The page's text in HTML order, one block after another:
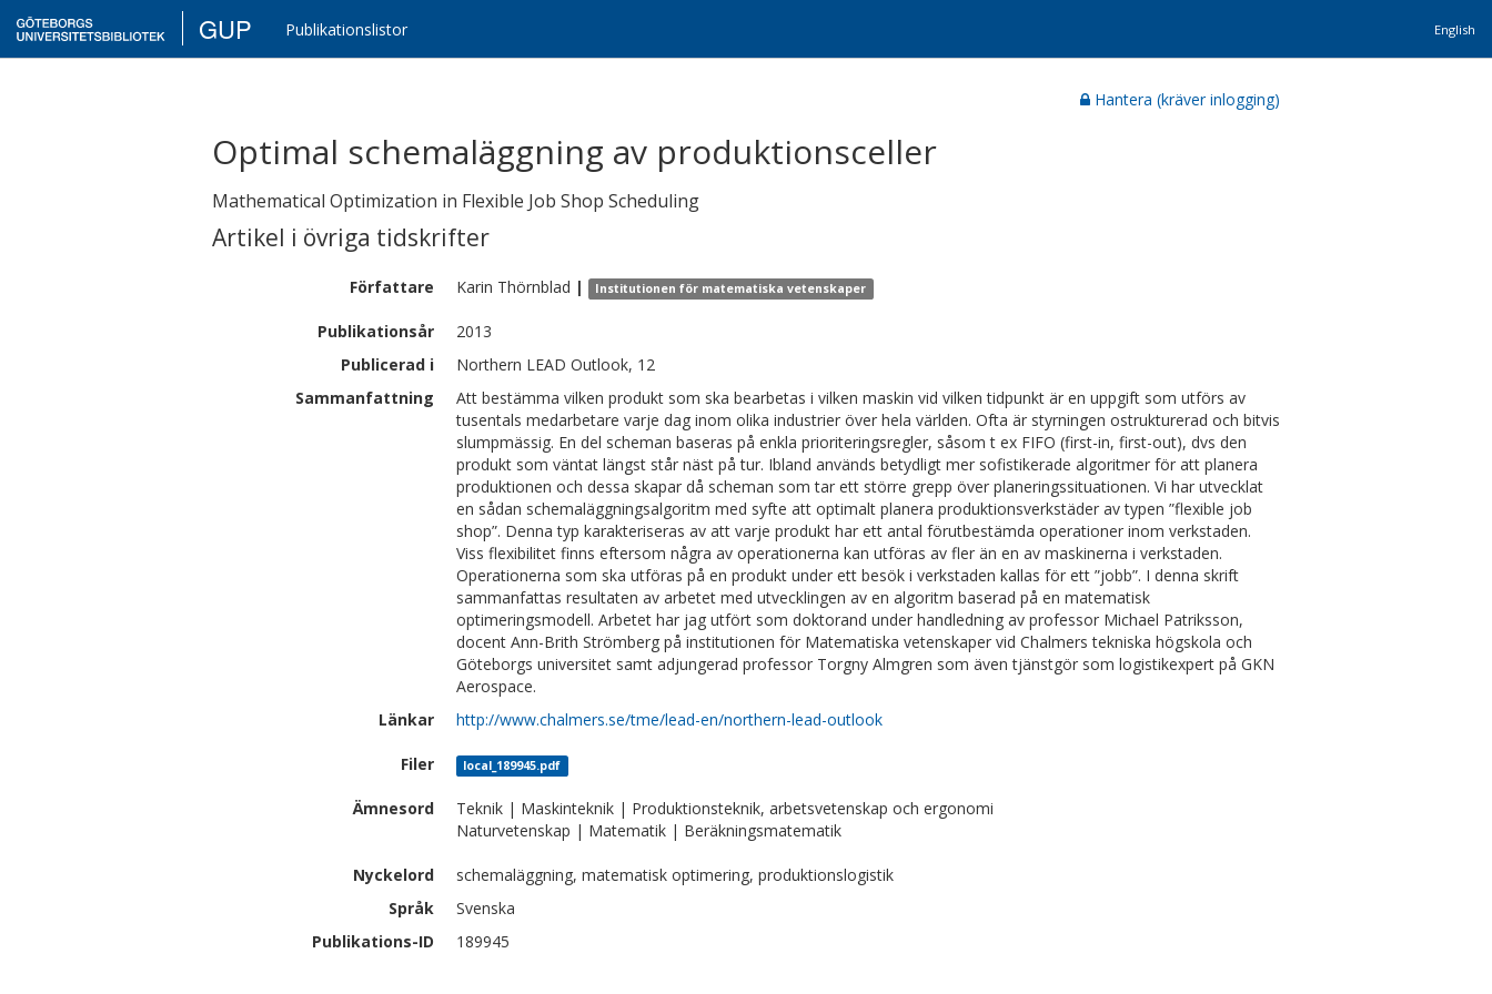
GUP Publikationslistor English
Hantera (kräver inlogging)
Optimal schemaläggning av produktionsceller
Mathematical Optimization in Flexible Job Shop Scheduling
Artikel i övriga tidskrifter
Författare Karin Thörnblad | Institutionen för matematiska vetenskaper
Publikationsår
2013
Publicerad i
Northern LEAD Outlook, 12
Sammanfattning
Att bestämma vilken produkt som ska bearbetas i vilken maskin vid vilken tidpunkt är en uppgift som utförs av
tusentals medarbetare varje dag inom olika industrier över hela världen. Ofta är styrningen ostrukturerad och bitvis
slumpmässig. En del scheman baseras på enkla prioriteringsregler, såsom t ex FIFO (first-in, first-out), dvs den
produkt som väntat längst står näst på tur. Ibland används betydligt mer sofistikerade algoritmer för att planera
produktionen och dessa skapar då scheman som tar ett större grepp över planeringssituationen. Vi har utvecklat
en sådan schemaläggningsalgoritm med syfte att optimalt planera produktionsverkstäder av typen ”flexible job
shop”. Denna typ karakteriseras av att varje produkt har ett antal förutbestämda operationer inom verkstaden.
Viss flexibilitet finns eftersom några av operationerna kan utföras av fler än en av maskinerna i verkstaden.
Operationerna som ska utföras på en produkt under ett besök i verkstaden kallas för ett ”jobb”. I denna skrift
sammanfattas resultaten av arbetet med utvecklingen av en algoritm baserad på en matematisk
optimeringsmodell. Arbetet har jag utfört som doktorand under handledning av professor Michael Patriksson,
docent Ann-Brith Strömberg på institutionen för Matematiska vetenskaper vid Chalmers tekniska högskola och
Göteborgs universitet samt adjungerad professor Torgny Almgren som även tjänstgör som logistikexpert på GKN
Aerospace.
Länkar
http://www.chalmers.se/tme/lead-en/northern-lead-outlook
Filer local_189945.pdf
Ämnesord
Teknik | Maskinteknik | Produktionsteknik, arbetsvetenskap och ergonomi
Naturvetenskap | Matematik | Beräkningsmatematik
Nyckelord
schemaläggning, matematisk optimering, produktionslogistik
Språk
Svenska
Publikations-ID
189945